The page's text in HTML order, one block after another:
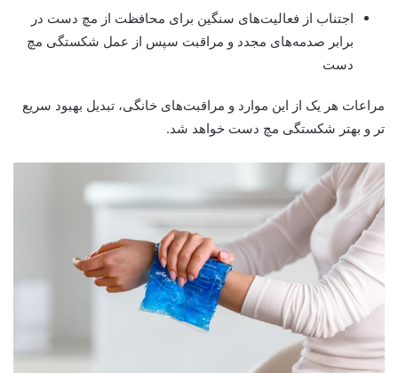
اجتناب از فعالیت‌های سنگین برای محافظت از مچ دست در
برابر صدمه‌های مجدد و مراقبت سپس از عمل شکستگی مچ
دست
مراعات هر یک از این موارد و مراقبت‌های خانگی، تبدیل بهبود سریع
تر و بهتر شکستگی مچ دست خواهد شد.